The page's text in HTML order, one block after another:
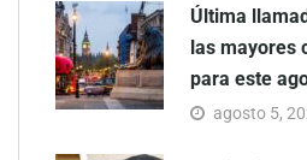
Última
las mayores
para este
agosto 5,